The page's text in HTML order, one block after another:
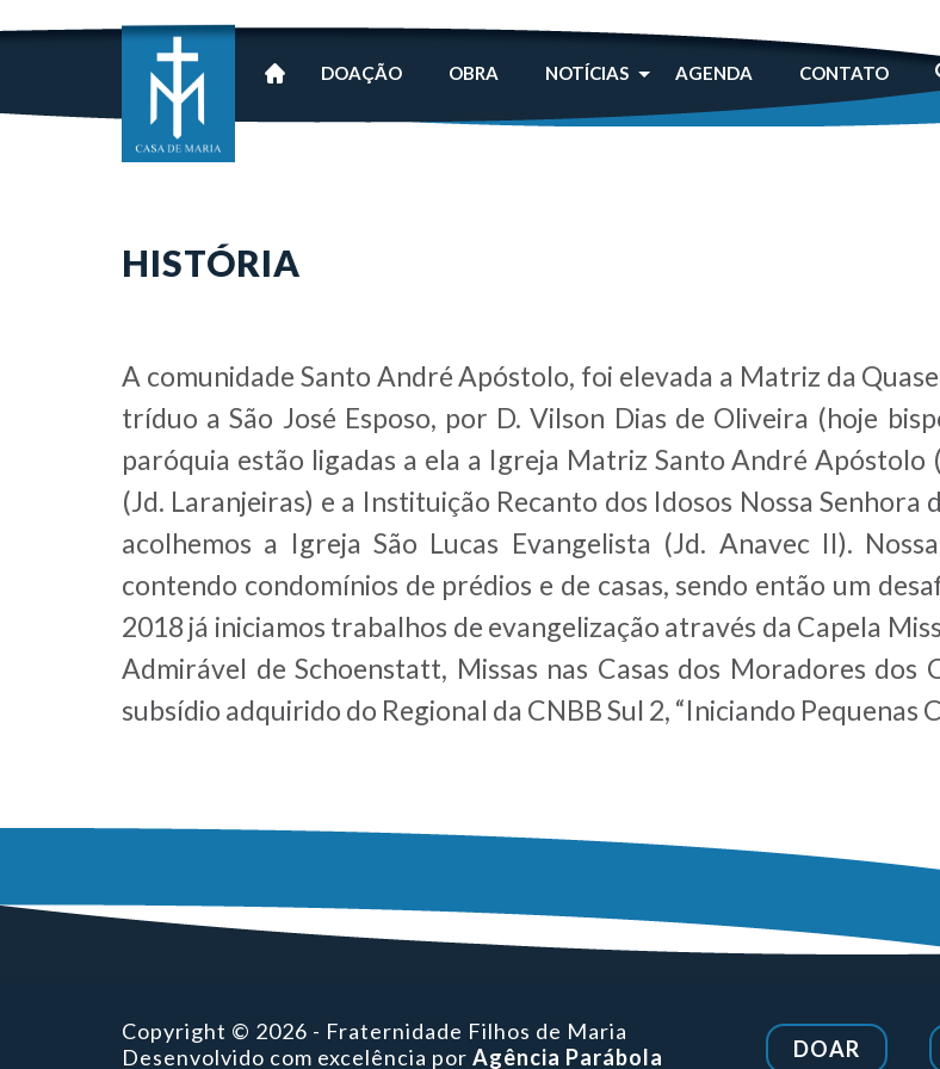
DOAÇÃO OBRA NOTÍCIAS AGENDA CONTATO
HISTÓRIA
A comunidade Santo André Apóstolo, foi elevada a Matriz da
tríduo a São José Esposo, por D. Vilson Dias de Oliveira (hoje
paróquia estão ligadas a ela a Igreja Matriz Santo André Apóstolo
(Jd. Laranjeiras) e a Instituição Recanto dos Idosos Nossa
acolhemos a Igreja São Lucas Evangelista (Jd. Anavec II).
contendo condomínios de prédios e de casas, sendo então um
2018 já iniciamos trabalhos de evangelização através da Capela
Admirável de Schoenstatt, Missas nas Casas dos Moradores
subsídio adquirido do Regional da CNBB Sul 2, “Iniciando Pequenas
Copyright © 2026 - Fraternidade Filhos de Maria
Desenvolvido com excelência por Agência Parábola DOAR